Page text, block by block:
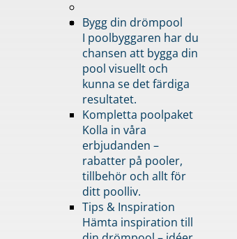
Bygg din drömpool
I poolbyggaren har du
chansen att bygga din
pool visuellt och
kunna se det färdiga
resultatet.
Kompletta poolpaket
Kolla in våra
erbjudanden –
rabatter på pooler,
tillbehör och allt för
ditt poolliv.
Tips & Inspiration
Hämta inspiration till